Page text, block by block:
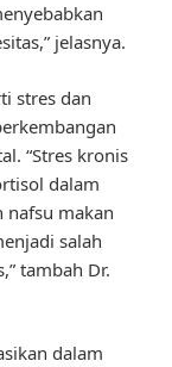
jelasnya.
stres dan
“Stres kronis
dalam
nafsu makan
salah
tambah Dr.
dalam